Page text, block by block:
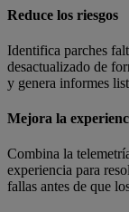
Reduce los riesgos
Identifica parches
desactualizado de
y genera informes
Mejora la
Combina la
experiencia para
fallas antes de que